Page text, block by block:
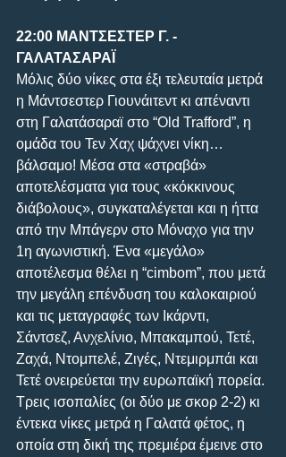
22:00 ΜΑΝΤΣΕΣΤΕΡ Γ. -
ΓΑΛΑΤΑΣΑΡΑΪ
Μόλις δύο νίκες στα έξι τελευταία μετρά
η Μάντσεστερ Γιουνάιτεντ κι απέναντι
στη Γαλατάσαραϊ στο “Old Trafford”, η
ομάδα του Τεν Χαχ ψάχνει νίκη…
βάλσαμο! Μέσα στα «στραβά»
αποτελέσματα για τους «κόκκινους
διάβολους», συγκαταλέγεται και η ήττα
από την Μπάγερν στο Μόναχο για την
1η αγωνιστική. Ένα «μεγάλο»
αποτέλεσμα θέλει η “cimbom”, που μετά
την μεγάλη επένδυση του καλοκαιριού
και τις μεταγραφές των Ικάρντι,
Σάντσεζ, Ανχελίνιο, Μπακαμπού, Τετέ,
Ζαχά, Ντομπελέ, Ζιγές, Ντεμιρμπάι και
Τετέ ονειρεύεται την ευρωπαϊκή πορεία.
Τρεις ισοπαλίες (οι δύο με σκορ 2-2) κι
έντεκα νίκες μετρά η Γαλατά φέτος, η
οποία στη δική της πρεμιέρα έμεινε στο